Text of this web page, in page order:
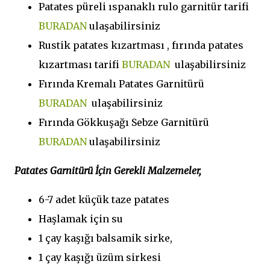
Patates püreli ıspanaklı rulo garnitür tarifi
BURADANulaşabilirsiniz
Rustik patates kızartması , fırında patates
kızartması tarifi BURADANulaşabilirsiniz
Fırında Kremalı Patates Garnitürü
BURADANulaşabilirsiniz
Fırında Gökkuşağı Sebze Garnitürü
BURADANulaşabilirsiniz
Patates Garnitürü İçin Gerekli Malzemeler,
6-7 adet küçük taze patates
Haşlamak için su
1 çay kaşığı balsamik sirke,
1 çay kaşığı üzüm sirkesi